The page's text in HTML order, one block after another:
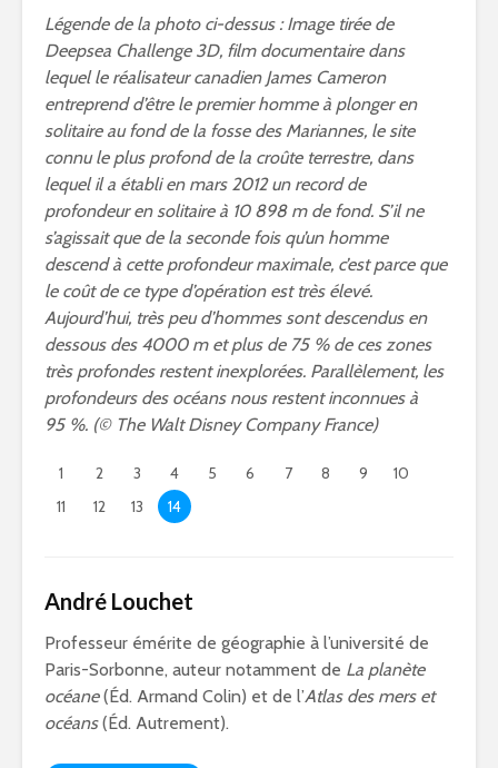
Légende de la photo ci-dessus : Image tirée de
Deepsea Challenge 3D, film documentaire dans
lequel le réalisateur canadien James Cameron
entreprend d’être le premier homme à plonger en
solitaire au fond de la fosse des Mariannes, le site
connu le plus profond de la croûte terrestre, dans
lequel il a établi en mars 2012 un record de
profondeur en solitaire à 10 898 m de fond. S’il ne
s’agissait que de la seconde fois qu’un homme
descend à cette profondeur maximale, c’est parce que
le coût de ce type d’opération est très élevé.
Aujourd’hui, très peu d’hommes sont descendus en
dessous des 4000 m et plus de 75 % de ces zones
très profondes restent inexplorées. Parallèlement, les
profondeurs des océans nous restent inconnues à
95 %. (© The Walt Disney Company France)
1 2 3 4 5 6 7 8 9
10
11
12 13 14
André Louchet
Professeur émérite de géographie à l’université de
Paris-Sorbonne, auteur notamment de La planète
océane(Éd. Armand Colin) et de l’Atlas des mers et
océans(Éd. Autrement).